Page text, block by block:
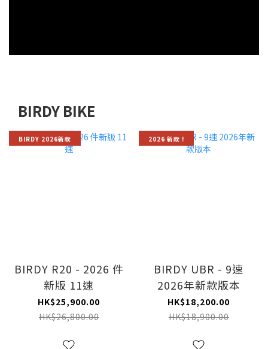
BIRDY BIKE
BIRDY 2026新款
BIRDY R20 - 2026 件
新版 11速
HK$25,900.00
HK$26,800.00
2026 新款 !
BIRDY UBR - 9速
2026年新款版本
HK$18,200.00
HK$18,900.00